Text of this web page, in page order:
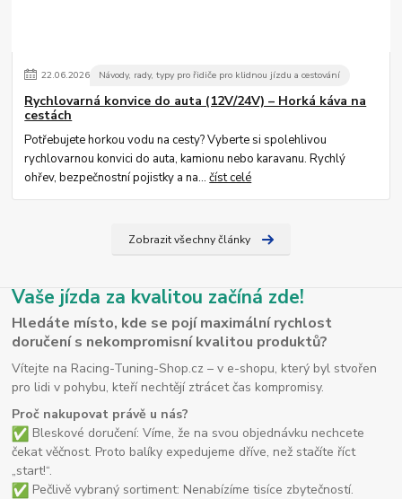
22.06.2026 Návody, rady, typy pro řidiče pro klidnou jízdu a cestování
Rychlovarná konvice do auta (12V/24V) – Horká káva na
cestách
Potřebujete horkou vodu na cesty? Vyberte si spolehlivou
rychlovarnou konvici do auta, kamionu nebo karavanu. Rychlý
ohřev, bezpečnostní pojistky a na...číst celé
Zobrazit všechny články
Vaše jízda za kvalitou začíná zde!
Hledáte místo, kde se pojí maximální rychlost
doručení s nekompromisní kvalitou produktů?
Vítejte na Racing-Tuning-Shop.cz – v e-shopu, který byl stvořen
pro lidi v pohybu, kteří nechtějí ztrácet čas kompromisy.
Proč nakupovat právě u nás?
Bleskové doručení: Víme, že na svou objednávku nechcete
čekat věčnost. Proto balíky expedujeme dříve, než stačíte říct
„start!“.
Pečlivě vybraný sortiment: Nenabízíme tisíce zbytečností.